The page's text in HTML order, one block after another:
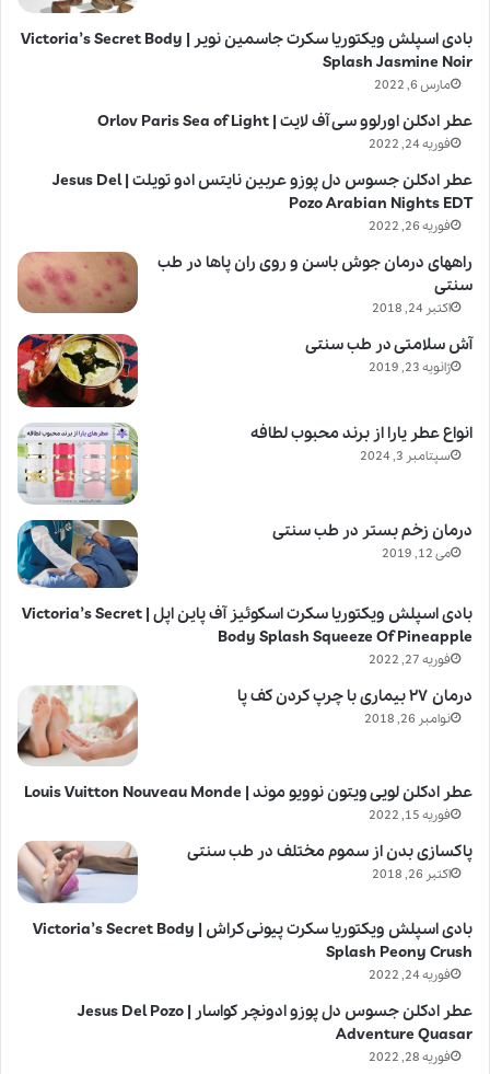
بادی اسپلش ویکتوریا سکرت جاسمین نویر | Victoria’s Secret Body
Splash Jasmine Noir
مارس 6, 2022
عطر ادکلن اورلوو سی آف لایت | Orlov Paris Sea of Light
فوریه 24, 2022
عطر ادکلن جسوس دل پوزو عربین نایتس ادو تویلت | Jesus Del
Pozo Arabian Nights EDT
فوریه 26, 2022
راههای درمان جوش باسن و روی ران پاها در طب
سنتی
اکتبر 24, 2018
آش سلامتی در طب سنتی
ژانویه 23, 2019
انواع عطر یارا از برند محبوب لطافه
سپتامبر 3, 2024
درمان زخم بستر در طب سنتی
می 12, 2019
بادی اسپلش ویکتوریا سکرت اسکوئیز آف پاین اپل | Victoria’s Secret
Body Splash Squeeze Of Pineapple
فوریه 27, 2022
درمان ۲۷ بیماری با چرپ کردن کف پا
نوامبر 26, 2018
عطر ادکلن لویی ویتون نوویو موند | Louis Vuitton Nouveau Monde
فوریه 15, 2022
پاکسازی بدن از سموم مختلف در طب سنتی
اکتبر 26, 2018
بادی اسپلش ویکتوریا سکرت پیونی کراش | Victoria’s Secret Body
Splash Peony Crush
فوریه 24, 2022
عطر ادکلن جسوس دل پوزو ادونچر کواسار | Jesus Del Pozo
Adventure Quasar
فوریه 28, 2022